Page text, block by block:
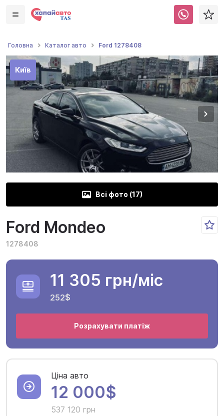
Головна Каталог авто Ford 1278408
Київ
Всі фото (17)
Ford Mondeo
1278408
11 305 грн/міс
252$
Розрахувати платіж
Ціна авто
12 000$
537 120 грн